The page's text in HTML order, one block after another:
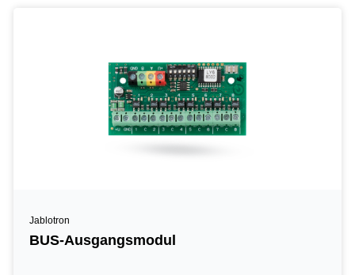
Jablotron
BUS-Ausgangsmodul